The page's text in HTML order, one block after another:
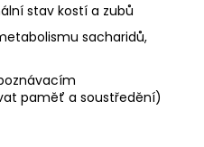
stav kostí a zubů
sacharidů,
paměť a soustředění)